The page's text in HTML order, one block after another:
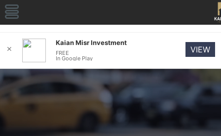
✕
Kaian Misr Investment
FREE
In Google Play
VIEW